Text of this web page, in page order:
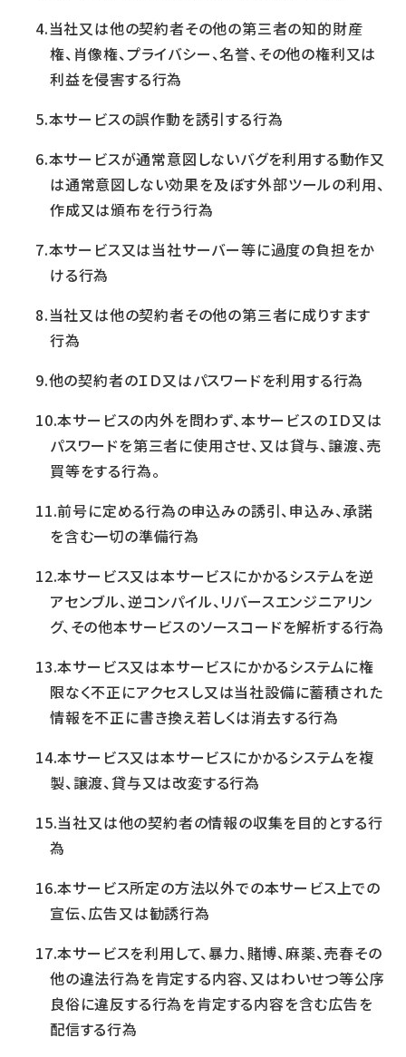
当社又は他の契約者その他の第三者の知的財産
権、肖像権、プライバシー、名誉、その他の権利又は
利益を侵害する行為
本サービスの誤作動を誘引する行為
本サービスが通常意図しないバグを利用する動作又
は通常意図しない効果を及ぼす外部ツールの利用、
作成又は頒布を行う行為
本サービス又は当社サーバー等に過度の負担をか
ける行為
当社又は他の契約者その他の第三者に成りすます
行為
他の契約者のＩＤ又はパスワードを利用する行為
本サービスの内外を問わず、本サービスのＩＤ又は
パスワードを第三者に使用させ、又は貸与、譲渡、売
買等をする行為。
前号に定める行為の申込みの誘引、申込み、承諾
を含む一切の準備行為
本サービス又は本サービスにかかるシステムを逆
アセンブル、逆コンパイル、リバースエンジニアリン
グ、その他本サービスのソースコードを解析する行為
本サービス又は本サービスにかかるシステムに権
限なく不正にアクセスし又は当社設備に蓄積された
情報を不正に書き換え若しくは消去する行為
本サービス又は本サービスにかかるシステムを複
製、譲渡、貸与又は改変する行為
当社又は他の契約者の情報の収集を目的とする行
為
本サービス所定の方法以外での本サービス上での
宣伝、広告又は勧誘行為
本サービスを利用して、暴力、賭博、麻薬、売春その
他の違法行為を肯定する内容、又はわいせつ等公序
良俗に違反する行為を肯定する内容を含む広告を
配信する行為